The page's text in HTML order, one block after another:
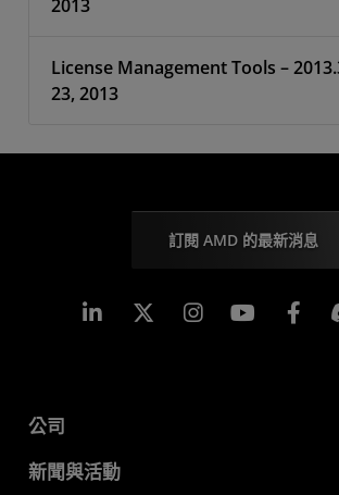
2013
License Management Tools –
23, 2013
訂閱 AMD 的最新消息
Linkedin Instagram
公司
關於 AMD
新聞與活動